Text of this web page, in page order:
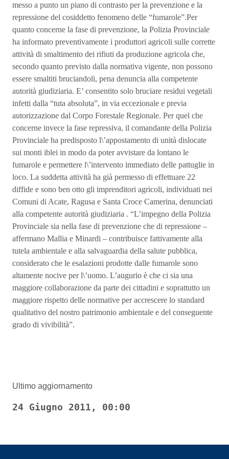
messo a punto un piano di contrasto per la prevenzione e la
repressione del cosiddetto fenomeno delle “fumarole”.Per
quanto concerne la fase di prevenzione, la Polizia Provinciale
ha informato preventivamente i produttori agricoli sulle corrette
attività di smaltimento dei rifiuti da produzione agricola che,
secondo quanto previsto dalla normativa vigente, non possono
essere smaltiti bruciandoli, pena denuncia alla competente
autorità giudiziaria. E’ consentito solo bruciare residui vegetali
infetti dalla “tuta absoluta”, in via eccezionale e previa
autorizzazione dal Corpo Forestale Regionale. Per quel che
concerne invece la fase repressiva, il comandante della Polizia
Provinciale ha predisposto l\’appostamento di unità dislocate
sui monti iblei in modo da poter avvistare da lontano le
fumarole e permettere l\’intervento immediato delle pattuglie in
loco. La suddetta attività ha già permesso di effettuare 22
diffide e sono ben otto gli imprenditori agricoli, individuati nei
Comuni di Acate, Ragusa e Santa Croce Camerina, denunciati
alla competente autorità giudiziaria . “L’impegno della Polizia
Provinciale sia nella fase di prevenzione che di repressione –
affermano Mallia e Minardi – contribuisce fattivamente alla
tutela ambientale e alla salvaguardia della salute pubblica,
considerato che le esalazioni prodotte dalle fumarole sono
altamente nocive per l\’uomo. L’augurio è che ci sia una
maggiore collaborazione da parte dei cittadini e soprattutto un
maggiore rispetto delle normative per accrescere lo standard
qualitativo del nostro patrimonio ambientale e del conseguente
grado di vivibilità”.
Ultimo aggiornamento
24 Giugno 2011, 00:00